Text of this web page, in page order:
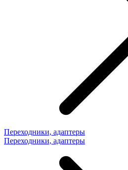
Переходники, адаптеры
Переходники, адаптеры